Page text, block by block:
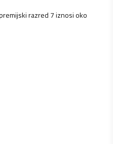
razred 7 iznosi oko